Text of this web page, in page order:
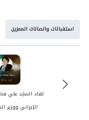
استقبالات واتصالات المعزين
لقاء السيّد علي
الإيراني ووزير